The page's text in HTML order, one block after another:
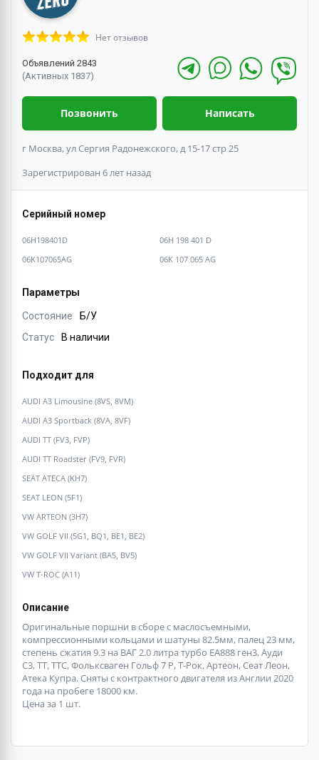
Нет отзывов
Объявлений 2843
(Активных 1837)
Позвонить Написать
г Москва, ул Сергия Радонежского, д 15-17 стр 25
Зарегистрирован 6 лет назад
Серийный номер
06H198401D
06H 198 401 D
06K107065AG
06K 107 065 AG
Параметры
Состояние
Б/У
Статус
В наличии
Подходит для
AUDI A3 Limousine (8VS, 8VM)
AUDI A3 Sportback (8VA, 8VF)
AUDI TT (FV3, FVP)
AUDI TT Roadster (FV9, FVR)
SEAT ATECA (KH7)
SEAT LEON (5F1)
VW ARTEON (3H7)
VW GOLF VII (5G1, BQ1, BE1, BE2)
VW GOLF VII Variant (BA5, BV5)
VW T-ROC (A11)
Описание
Оригинальные поршни в сборе с маслосъемными,
компрессионными кольцами и шатуны 82.5мм, палец 23 мм,
степень сжатия 9.3 на ВАГ 2.0 литра турбо ЕА888 ген3, Ауди
С3, ТТ, ТТС, Фольксваген Гольф 7 Р, Т-Рок, Артеон, Сеат Леон,
Атека Купра. Сняты с контрактного двигателя из Англии 2020
года на пробеге 18000 км.
Цена за 1 шт.